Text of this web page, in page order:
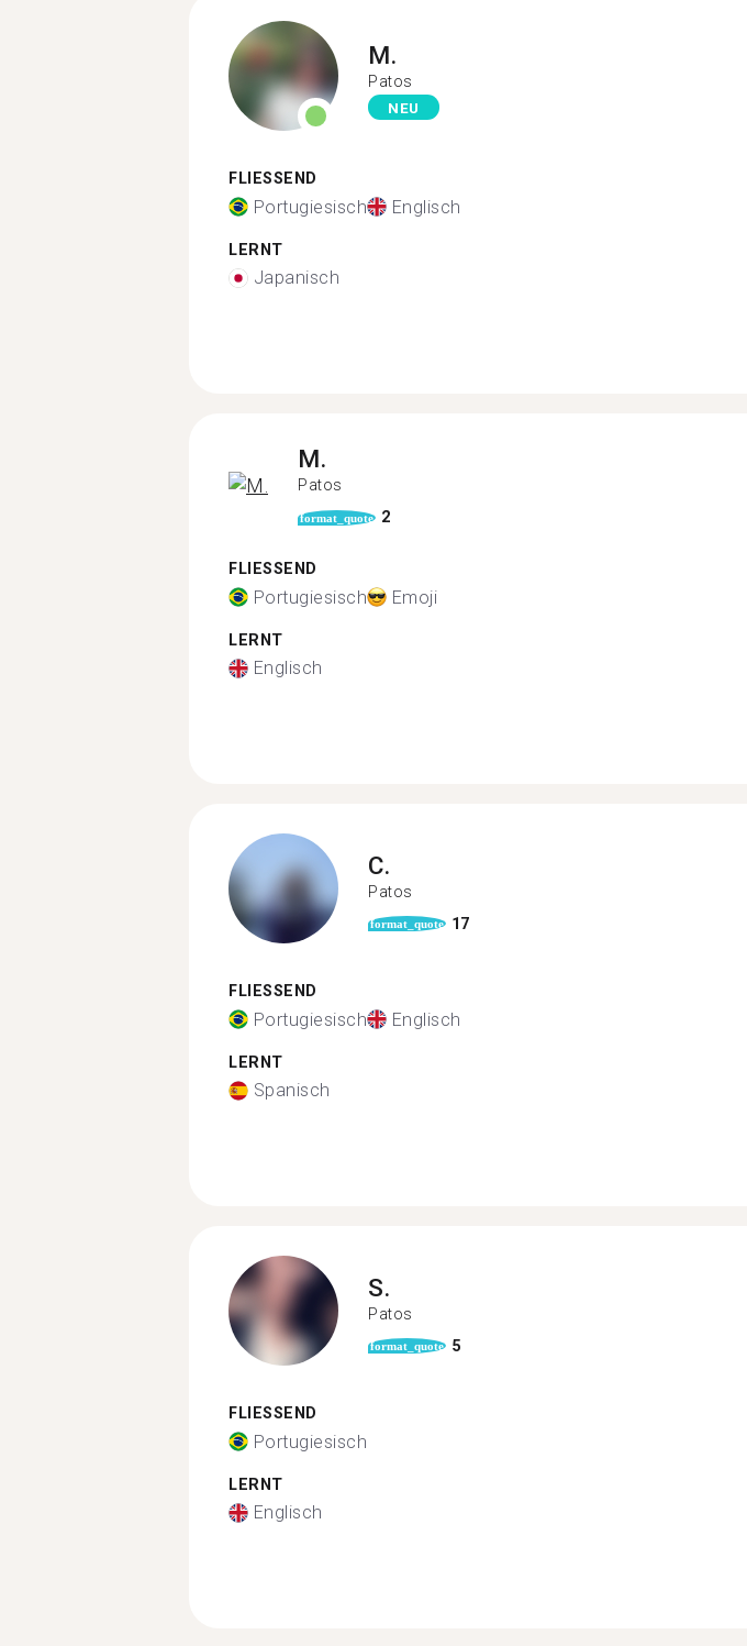
M.
Patos
NEU
FLIESSEND
Portugiesisch Englisch
LERNT
Japanisch
M.
Patos
format_quote 2
FLIESSEND
Portugiesisch Emoji
LERNT
Englisch
C.
Patos
format_quote 17
FLIESSEND
Portugiesisch Englisch
LERNT
Spanisch
S.
Patos
format_quote 5
FLIESSEND
Portugiesisch
LERNT
Englisch